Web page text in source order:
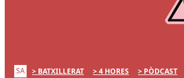
SA BATXILLERAT 4 HORES PÒDCAST